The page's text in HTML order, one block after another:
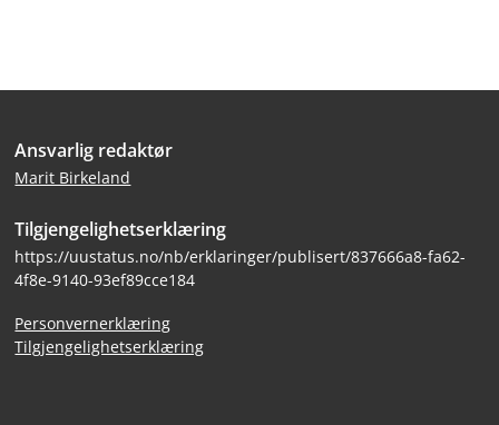
Bunntekst
Ansvarlig redaktør
Marit Birkeland
Tilgjengelighetserklæring
https://uustatus.no/nb/erklaringer/publisert/837666a8-fa62-
4f8e-9140-93ef89cce184
Personvernerklæring
Tilgjengelighetserklæring